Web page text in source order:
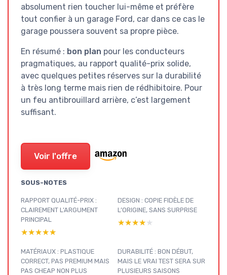
absolument rien toucher lui-même et préfère
tout confier à un garage Ford, car dans ce cas le
garage poussera souvent sa propre pièce.
En résumé : bon plan pour les conducteurs
pragmatiques, au rapport qualité-prix solide,
avec quelques petites réserves sur la durabilité
à très long terme mais rien de rédhibitoire. Pour
un feu antibrouillard arrière, c’est largement
suffisant.
Voir l'offre
SOUS-NOTES
RAPPORT QUALITÉ-PRIX :
CLAIREMENT L’ARGUMENT
PRINCIPAL
★★★★★
★★★★★
DESIGN : COPIE FIDÈLE DE
L’ORIGINE, SANS SURPRISE
★★★★★
★★★★★
MATÉRIAUX : PLASTIQUE
CORRECT, PAS PREMIUM MAIS
PAS CHEAP NON PLUS
DURABILITÉ : BON DÉBUT,
MAIS LE VRAI TEST SERA SUR
PLUSIEURS SAISONS